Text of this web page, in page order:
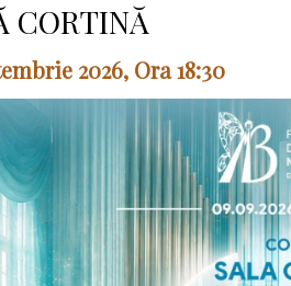
CORTINĂ
2026, Ora 18:30